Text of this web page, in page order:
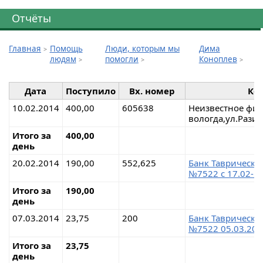
Отчёты
Главная
Помощь
людям
Люди, которым мы
помогли
Дима
Коноплев
Дата Поступило Вх. номер
10.02.2014 400,00 605638
Неизвестное
Итого за
день
400,00
20.02.2014 190,00 552,625
Банк
№7522 с 17.02-
Итого за
день
190,00
07.03.2014 23,75 200
Банк
№7522
Итого за
день
23,75